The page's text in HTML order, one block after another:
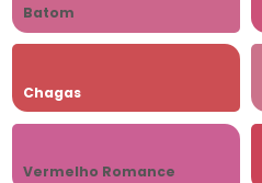
Batom
Chagas
Vermelho Romance